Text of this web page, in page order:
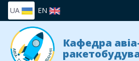
UA EN
Кафедра